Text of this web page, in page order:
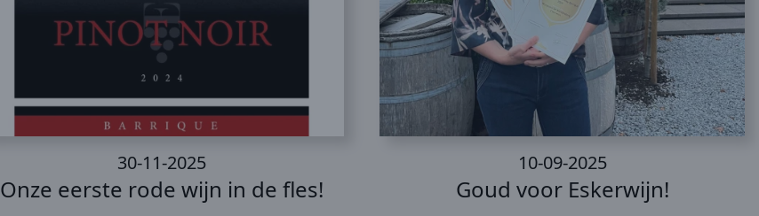
30-11-2025
Onze eerste rode wijn in de fles!
10-09-2025
Goud voor Eskerwijn!